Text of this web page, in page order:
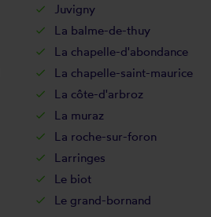
Juvigny
La balme-de-thuy
La chapelle-d'abondance
La chapelle-saint-maurice
La côte-d'arbroz
La muraz
La roche-sur-foron
Larringes
Le biot
Le grand-bornand